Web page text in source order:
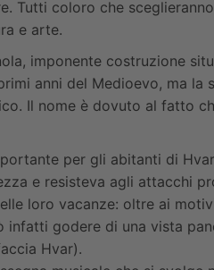
Tutti coloro che
e arte.
imponente costruzione
anni del Medioevo, ma
Il nome è dovuto al fatto
per gli abitanti di
e resisteva agli attacchi
loro vacanze: oltre ai
godere di una vista
Hvar).